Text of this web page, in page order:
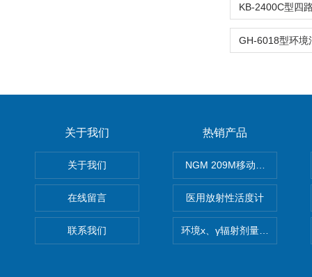
关于我们
关于我们
在线留言
联系我们
热销产品
NGM 209M移动式惰性气体
医用放射性活度计
环境x、γ辐射剂量率仪